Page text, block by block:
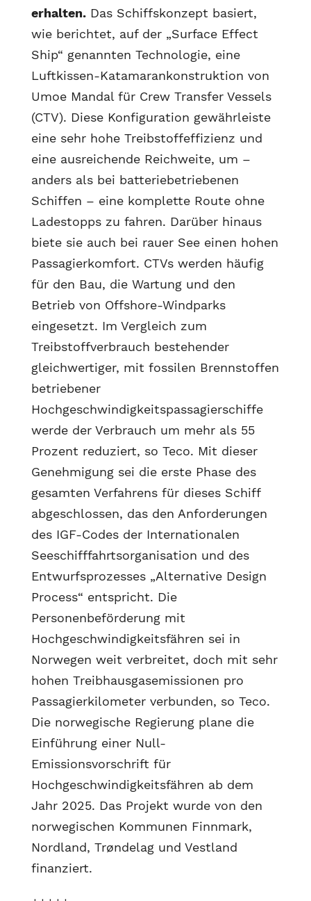
erhalten.Das Schiffskonzept basiert,
wie berichtet, auf der „Surface Effect
Ship“ genannten Technologie, eine
Luftkissen-Katamarankonstruktion von
Umoe Mandal für Crew Transfer Vessels
(CTV). Diese Konfiguration gewährleiste
eine sehr hohe Treibstoffeffizienz und
eine ausreichende Reichweite, um –
anders als bei batteriebetriebenen
Schiffen – eine komplette Route ohne
Ladestopps zu fahren. Darüber hinaus
biete sie auch bei rauer See einen hohen
Passagierkomfort. CTVs werden häufig
für den Bau, die Wartung und den
Betrieb von Offshore-Windparks
eingesetzt. Im Vergleich zum
Treibstoffverbrauch bestehender
gleichwertiger, mit fossilen Brennstoffen
betriebener
Hochgeschwindigkeitspassagierschiffe
werde der Verbrauch um mehr als 55
Prozent reduziert, so Teco. Mit dieser
Genehmigung sei die erste Phase des
gesamten Verfahrens für dieses Schiff
abgeschlossen, das den Anforderungen
des IGF-Codes der Internationalen
Seeschifffahrtsorganisation und des
Entwurfsprozesses „Alternative Design
Process“ entspricht. Die
Personenbeförderung mit
Hochgeschwindigkeitsfähren sei in
Norwegen weit verbreitet, doch mit sehr
hohen Treibhausgasemissionen pro
Passagierkilometer verbunden, so Teco.
Die norwegische Regierung plane die
Einführung einer Null-
Emissionsvorschrift für
Hochgeschwindigkeitsfähren ab dem
Jahr 2025. Das Projekt wurde von den
norwegischen Kommunen Finnmark,
Nordland, Trøndelag und Vestland
finanziert.